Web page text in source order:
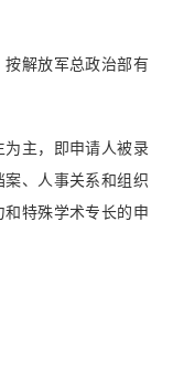
按解放军总政治部有
为主，即申请人被录
、人事关系和组织
特殊学术专长的申